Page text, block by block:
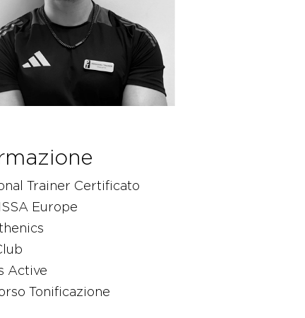
Trainer Certificato
Europe
Active
Tonificazione